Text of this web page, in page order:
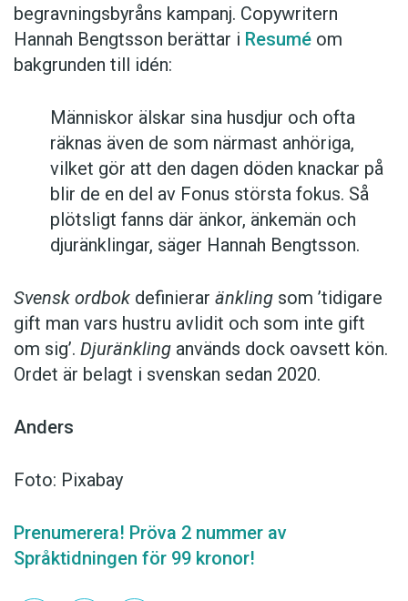
begravningsbyråns kampanj. Copywritern
Hannah Bengtsson berättar i Resumé om
bakgrunden till idén:
Människor älskar sina husdjur och ofta
räknas även de som närmast anhöriga,
vilket gör att den dagen döden knackar på
blir de en del av Fonus största fokus. Så
plötsligt fanns där änkor, änkemän och
djuränklingar, säger Hannah Bengtsson.
Svensk ordbok definierar änkling som ’tidigare
gift man vars hustru av­lidit och som inte gift
om sig’. Djuränkling används dock oavsett kön.
Ordet är belagt i svenskan sedan 2020.
Anders
Foto: Pixabay
Prenumerera! Pröva 2 nummer av
Språktidningen för 99 kronor!